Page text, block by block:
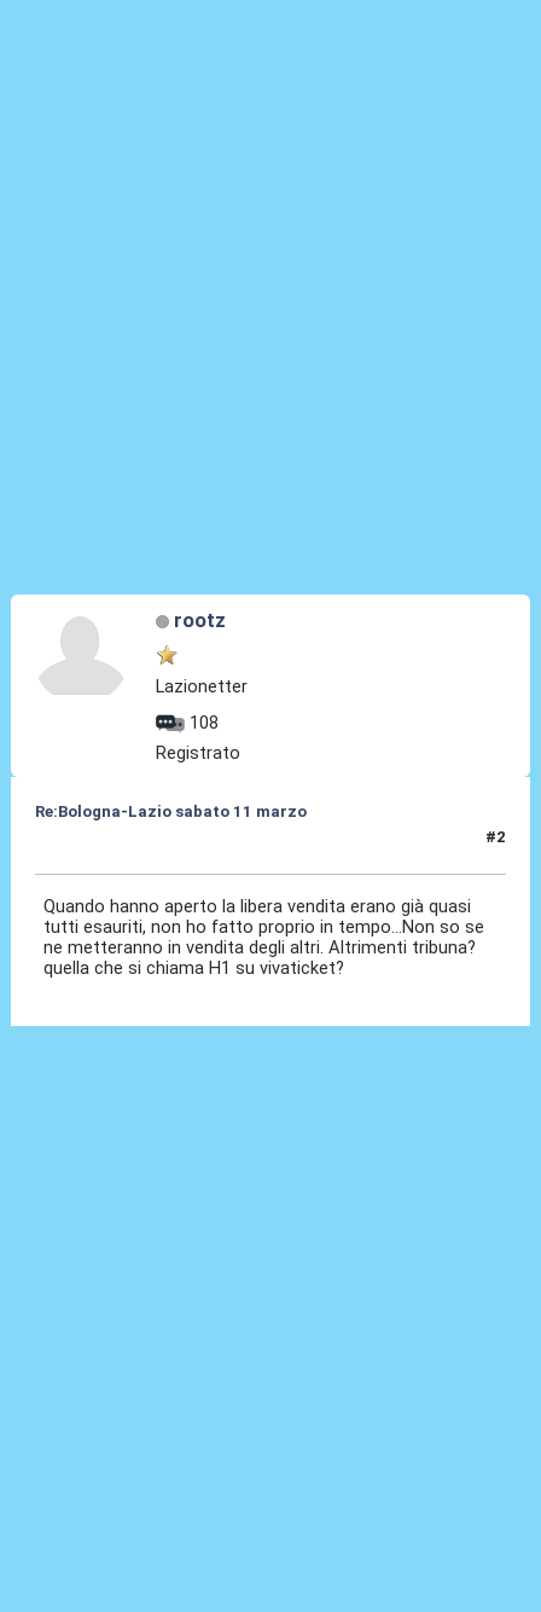
rootz
Lazionetter
108
Registrato
Re:Bologna-Lazio sabato 11 marzo
#2
Quando hanno aperto la libera vendita erano già quasi
tutti esauriti, non ho fatto proprio in tempo...Non so se
ne metteranno in vendita degli altri. Altrimenti tribuna?
quella che si chiama H1 su vivaticket?